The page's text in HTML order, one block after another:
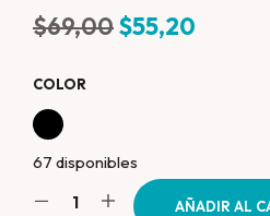
$69,00$55,20
COLOR
67 disponibles
AÑADIR AL